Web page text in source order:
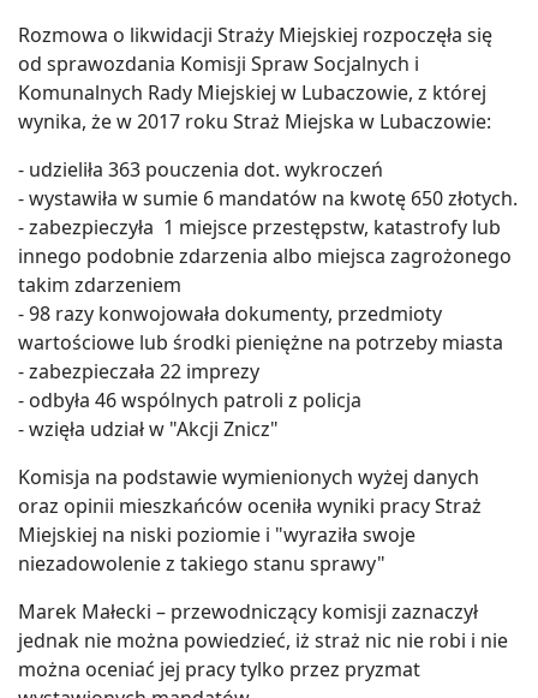
Rozmowa o likwidacji Straży Miejskiej rozpoczęła się
od sprawozdania Komisji Spraw Socjalnych i
Komunalnych Rady Miejskiej w Lubaczowie, z której
wynika, że w 2017 roku Straż Miejska w Lubaczowie:
- udzieliła 363 pouczenia dot. wykroczeń
- wystawiła w sumie 6 mandatów na kwotę 650 złotych.
- zabezpieczyła 1 miejsce przestępstw, katastrofy lub
innego podobnie zdarzenia albo miejsca zagrożonego
takim zdarzeniem
- 98 razy konwojowała dokumenty, przedmioty
wartościowe lub środki pieniężne na potrzeby miasta
- zabezpieczała 22 imprezy
- odbyła 46 wspólnych patroli z policja
- wzięła udział w "Akcji Znicz"
Komisja na podstawie wymienionych wyżej danych
oraz opinii mieszkańców oceniła wyniki pracy Straż
Miejskiej na niski poziomie i "wyraziła swoje
niezadowolenie z takiego stanu sprawy"
Marek Małecki – przewodniczący komisji zaznaczył
jednak nie można powiedzieć, iż straż nic nie robi i nie
można oceniać jej pracy tylko przez pryzmat